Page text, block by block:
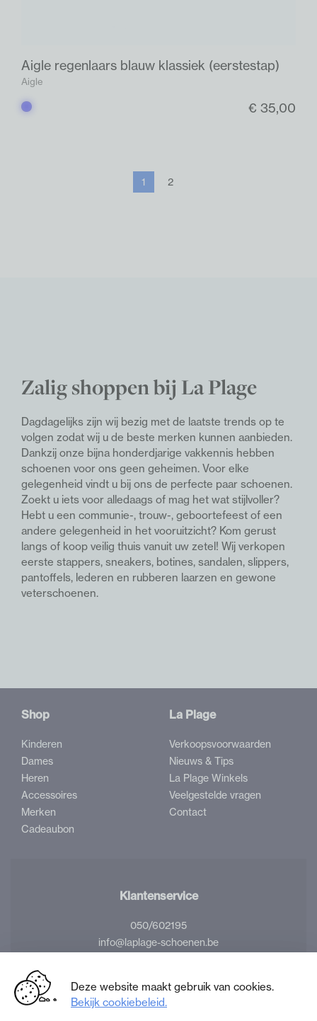
Aigle regenlaars blauw klassiek (eerstestap)
Aigle
Blauw € 35,00
1 2
Zalig shoppen bij La Plage
Dagdagelijks zijn wij bezig met de laatste trends op te
volgen zodat wij u de beste merken kunnen aanbieden.
Dankzij onze bijna honderdjarige vakkennis hebben
schoenen voor ons geen geheimen. Voor elke
gelegenheid vindt u bij ons de perfecte paar schoenen.
Zoekt u iets voor alledaags of mag het wat stijlvoller?
Hebt u een communie-, trouw-, geboortefeest of een
andere gelegenheid in het vooruitzicht? Kom gerust
langs of koop veilig thuis vanuit uw zetel! Wij verkopen
eerste stappers, sneakers, botines, sandalen, slippers,
pantoffels, lederen en rubberen laarzen en gewone
veterschoenen.
Shop
Kinderen
Dames
Heren
Accessoires
Merken
Cadeaubon
La Plage
Verkoopsvoorwaarden
Nieuws & Tips
La Plage Winkels
Veelgestelde vragen
Contact
Klantenservice
050/602195
info@laplage-schoenen.be
FacebookInstagram
Deze website maakt gebruik van cookies.
Bekijk cookiebeleid.